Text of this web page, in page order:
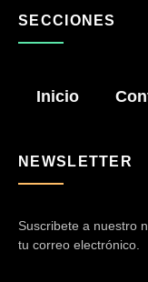
SECCIONES
Inicio
NEWSLETTER
Suscribete a nuestro
tu correo electrónico.